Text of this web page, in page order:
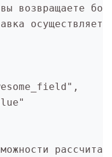
возвращаете